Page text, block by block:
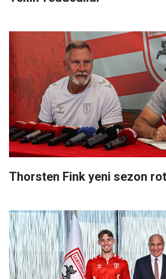
Thorsten Fink yeni sezon